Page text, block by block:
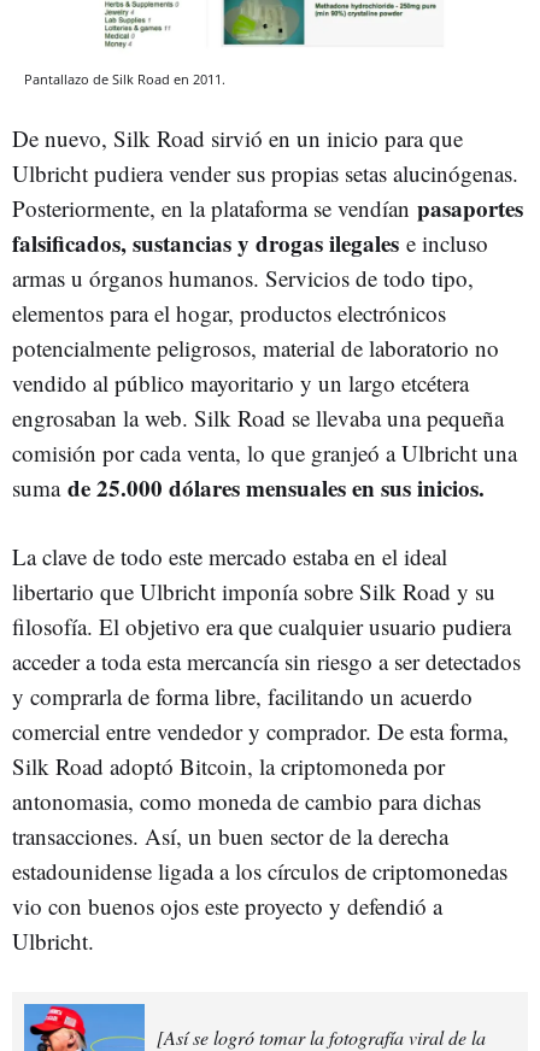
Pantallazo de Silk Road en 2011.
De nuevo, Silk Road sirvió en un inicio para que
Ulbricht pudiera vender sus propias setas alucinógenas.
Posteriormente, en la plataforma se vendían pasaportes
falsificados, sustancias y drogas ilegales e incluso
armas u órganos humanos. Servicios de todo tipo,
elementos para el hogar, productos electrónicos
potencialmente peligrosos, material de laboratorio no
vendido al público mayoritario y un largo etcétera
engrosaban la web. Silk Road se llevaba una pequeña
comisión por cada venta, lo que granjeó a Ulbricht una
suma de 25.000 dólares mensuales en sus inicios.
La clave de todo este mercado estaba en el ideal
libertario que Ulbricht imponía sobre Silk Road y su
filosofía. El objetivo era que cualquier usuario pudiera
acceder a toda esta mercancía sin riesgo a ser detectados
y comprarla de forma libre, facilitando un acuerdo
comercial entre vendedor y comprador. De esta forma,
Silk Road adoptó Bitcoin, la criptomoneda por
antonomasia, como moneda de cambio para dichas
transacciones. Así, un buen sector de la derecha
estadounidense ligada a los círculos de criptomonedas
vio con buenos ojos este proyecto y defendió a
Ulbricht.
[Así se logró tomar la fotografía viral de la